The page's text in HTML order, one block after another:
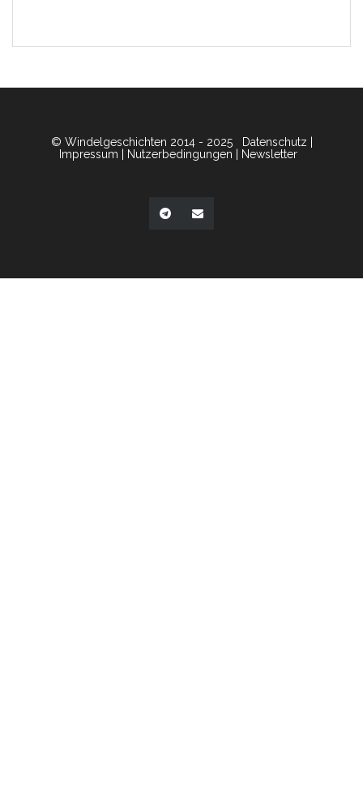
© Windelgeschichten 2014 - 2025 Datenschutz
Impressum
Nutzerbedingungen Newsletter